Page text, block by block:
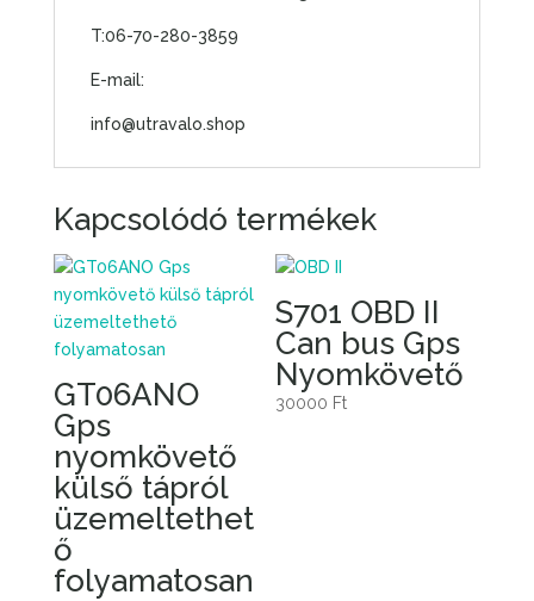
T:06-70-280-3859
E-mail:
info@utravalo.shop
Kapcsolódó termékek
GT06ANO
Gps
nyomkövető
külső tápról
üzemeltethet
ő
folyamatosan
S701 OBD II
Can bus Gps
Nyomkövető
30000 Ft